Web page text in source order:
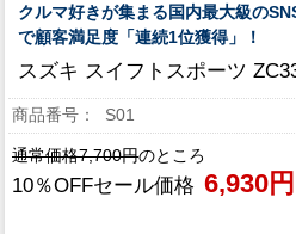
クルマ好きが集まる国内最大級の
で顧客満足度「連続1位獲得」！
スズキ スイフトスポーツ
S01
通常価格7,700円のところ
10％OFFセール価格 6,930円